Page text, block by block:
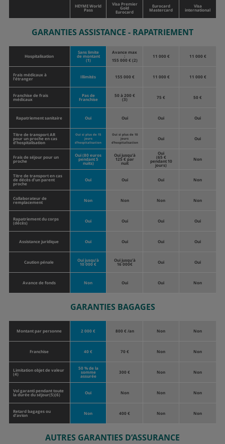
HEYME World
Pass
Visa Premier
Gold
Eurocard
Eurocard
Mastercard
Visa
international
GARANTIES ASSISTANCE - RAPATRIEMENT
Hospitalisation
Sans limite
de montant
(1)
Avance max
:
155 000 € (2)
11 000 € 11 000 €
Frais médicaux à
l’étranger Illimités 155 000 € 11 000 € 11 000 €
Franchise de frais
médicaux
Pas de
Franchise
50 à 200 €
(3) 75 € 50 €
Rapatriement sanitaire Oui Oui Oui Oui
Titre de transport AR
pour un proche en cas
d’hospitalisation
Oui si plus de 15
jours
d’hospitalisation
Oui si plus de 10
jours
d’hospitalisation
Oui Oui
Frais de séjour pour un
proche
Oui (80 euros
pendant 5
nuits)
Oui jusqu’à
125 € par
nuit
Oui
(65 €
pendant 10
jours)
Non
Titre de transport en cas
de décès d’un parent
proche
Oui Oui Oui Non
Collaborateur de
remplacement Non Non Non Non
Rapatriement du corps
(décès) Oui Oui Oui Oui
Assistance juridique Oui Oui Oui Oui
Caution pénale Oui jusqu’à
10 000 €
Oui jusqu’à
16 000€ Oui Oui
Avance de fonds Non Oui Oui Non
GARANTIES BAGAGES
Montant par personne 2 000 € 800 € /an Non Non
Franchise 40 € 70 € Non Non
Limitation objet de valeur
(4)
50 % de la
somme
assurée
300 € Non Non
Vol garanti pendant toute
la durée du séjour(5)(6) Oui Non Non Non
Retard bagages ou
d’avion Non 400 € Non Non
AUTRES GARANTIES D’ASSURANCE